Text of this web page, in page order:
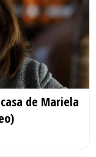
de Mariela